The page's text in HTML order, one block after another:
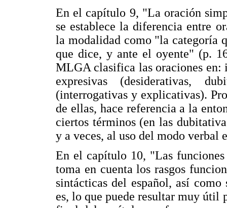
En el capítulo 9, "La oración
se establece la diferencia entre
la modalidad como "la categoría
que dice, y ante el oyente" (p.
MLGA clasifica las oraciones
expresivas (desiderativas,
(interrogativas y explicativas).
de ellas, hace referencia a la
ciertos términos (en las
y a veces, al uso del modo verbal
En el capítulo 10, "Las
toma en cuenta los rasgos
sintácticas del español, así
es, lo que puede resultar muy útil